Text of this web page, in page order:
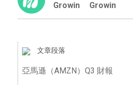
Growin Growin
文章段落
亞馬遜（AMZN）Q3 財報